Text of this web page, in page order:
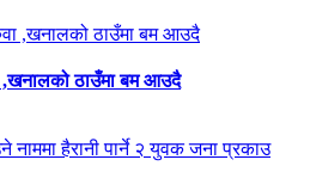
ठाउँमा बम आउदै